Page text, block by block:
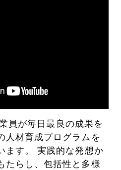
員が毎日最良の成果を
人材育成プログラムを
ます。 実践的な発想か
たらし、包括性と多様